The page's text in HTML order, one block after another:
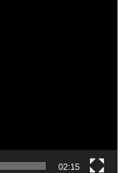
02:15